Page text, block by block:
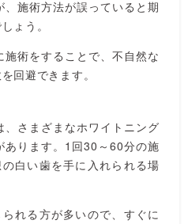
施術方法が誤っていると期
ょう。
術をすることで、不自然な
回避できます。
さまざまなホワイトニング
あります。1回30～60分の施
白い歯を手に入れられる場
れる方が多いので、すぐに